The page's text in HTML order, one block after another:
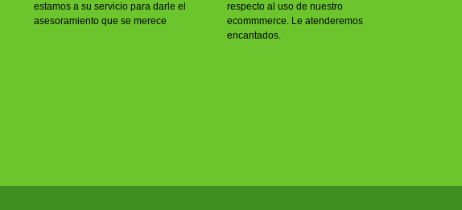
estamos a su servicio para darle el
asesoramiento que se merece
respecto al uso de nuestro
ecommmerce. Le atenderemos
encantados.